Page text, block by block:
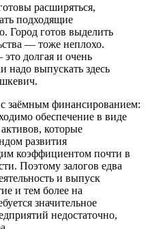
расширяться,
подходящие
Город готов выделить
— тоже неплохо.
долгая и очень
надо выпускать здесь
заёмным финансированием:
обеспечение в виде
которые
развития
коэффициентом почти в
Поэтому залогов едва
и выпуск
и тем более на
значительное
недостаточно,